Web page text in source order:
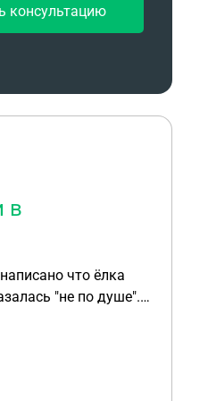
мало похоже.
консультацию
в
что ёлка
Прошёл 1 день.